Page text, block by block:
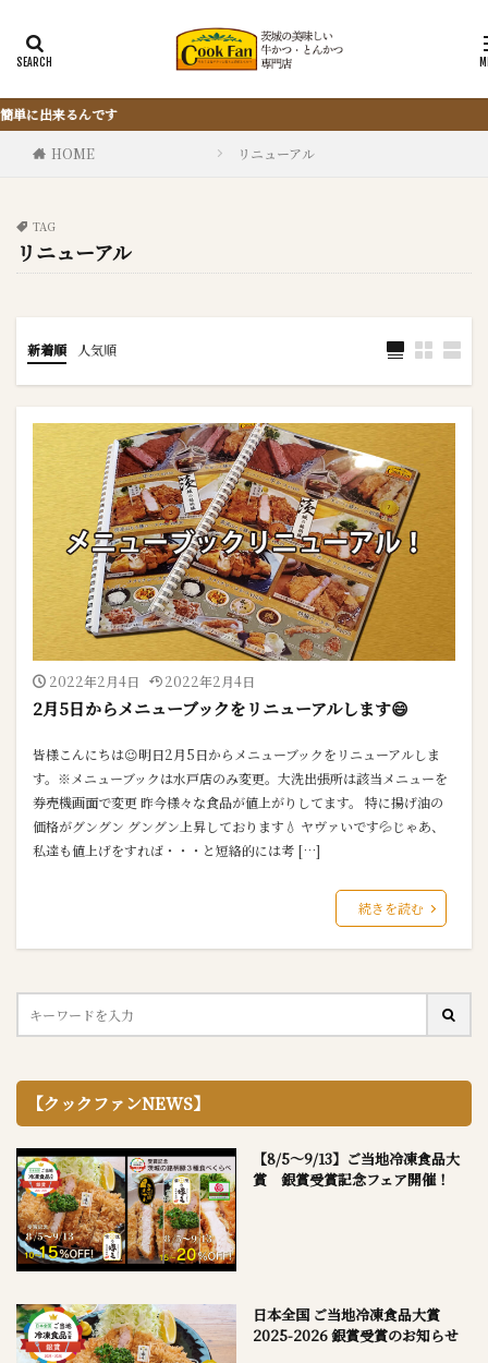
HOME リニューアル
TAG
リニューアル
新着順 人気順
2022年2月4日 2022年2月4日
2月5日からメニューブックをリニューアルします😄
皆様こんにちは😉明日2月5日からメニューブックをリニューアルしま
す。※メニューブックは水戸店のみ変更。大洗出張所は該当メニューを
券売機画面で変更 昨今様々な食品が値上がりしてます。 特に揚げ油の
価格がグングン グングン上昇しております💧 ヤヴァいです💦じゃあ、
私達も値上げをすれば・・・と短絡的には考 […]
続きを読む
【クックファンNEWS】
【8/5～9/13】ご当地冷凍食品大
賞 銀賞受賞記念フェア開催！
日本全国 ご当地冷凍食品大賞
2025-2026 銀賞受賞のお知らせ